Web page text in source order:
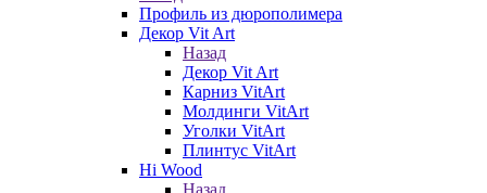
Профиль из дюрополимера
Декор Vit Art
Назад
Декор Vit Art
Карниз VitArt
Молдинги VitArt
Уголки VitArt
Плинтус VitArt
Hi Wood
Назад